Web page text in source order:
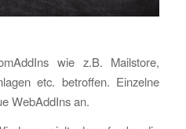
wie z.B. Mailstore,
etc. betroffen. Einzelne
WebAddIns an.